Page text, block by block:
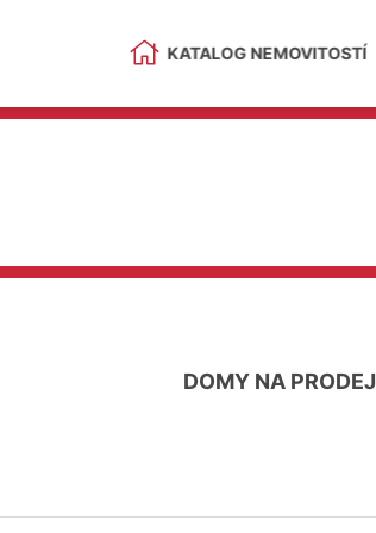
KATALOG NEMOVITOSTÍ
DOMY NA PRODEJ